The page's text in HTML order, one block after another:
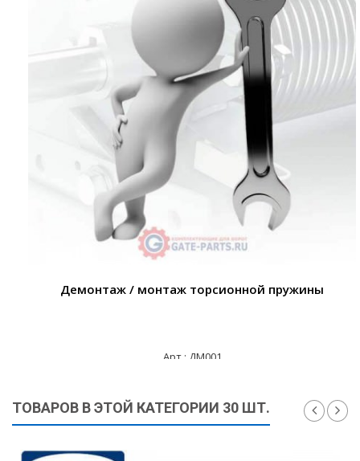
Демонтаж / монтаж торсионной пружины
Арт.: ДМ001
ТОВАРОВ В ЭТОЙ КАТЕГОРИИ 30 ШТ.